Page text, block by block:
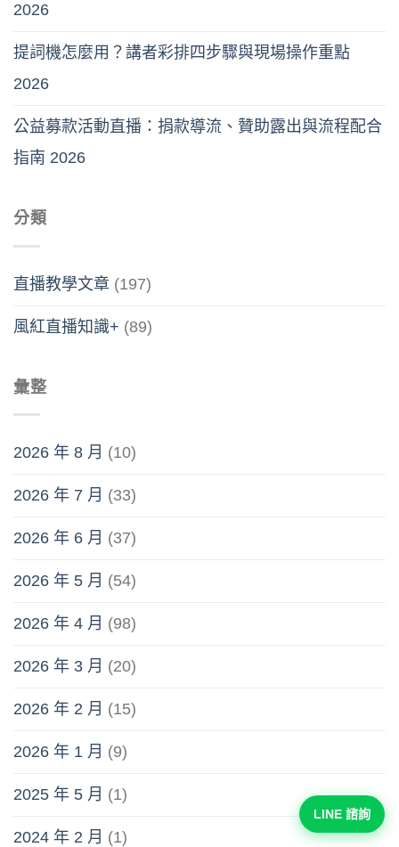
2026
提詞機怎麼用？講者彩排四步驟與現場操作重點
2026
公益募款活動直播：捐款導流、贊助露出與流程配合
指南 2026
分類
直播教學文章 (197)
風紅直播知識+ (89)
彙整
2026 年 8 月 (10)
2026 年 7 月 (33)
2026 年 6 月 (37)
2026 年 5 月 (54)
2026 年 4 月 (98)
2026 年 3 月 (20)
2026 年 2 月 (15)
2026 年 1 月 (9)
2025 年 5 月 (1)
2024 年 2 月 (1)
LINE 諮詢